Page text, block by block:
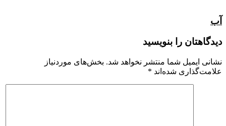
آب
دیدگاهتان را بنویسید
نشانی ایمیل شما منتشر نخواهد شد. بخش‌های موردنیاز
علامت‌گذاری شده‌اند *